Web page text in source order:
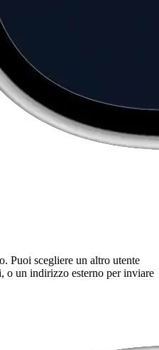
Puoi scegliere un altro utente
o un indirizzo esterno per inviare